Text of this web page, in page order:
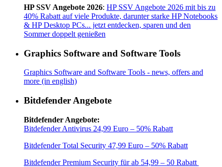
HP SSV Angebote 2026: HP SSV Angebote 2026 mit bis zu
40% Rabatt auf viele Produkte, darunter starke HP Notebooks
& HP Desktop PCs... jetzt entdecken, sparen und den
Sommer doppelt genießen
Graphics Software and Software Tools
Graphics Software and Software Tools - news, offers and
more (in english)
Bitdefender Angebote
Bitdefender Angebote:
Bitdefender Antivirus 24,99 Euro – 50% Rabatt
Bitdefender Total Security 47,99 Euro – 50% Rabatt
Bitdefender Premium Security für ab 54,99 – 50 Rabatt